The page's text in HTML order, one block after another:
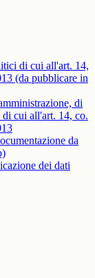
di cui all'art. 14,
(da pubblicare in
di
cui all'art. 14, co.
da
dei dati